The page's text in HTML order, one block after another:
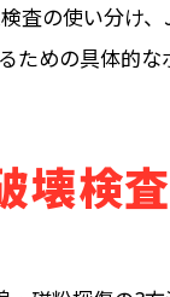
査の使い分け
ための具体的
壊検